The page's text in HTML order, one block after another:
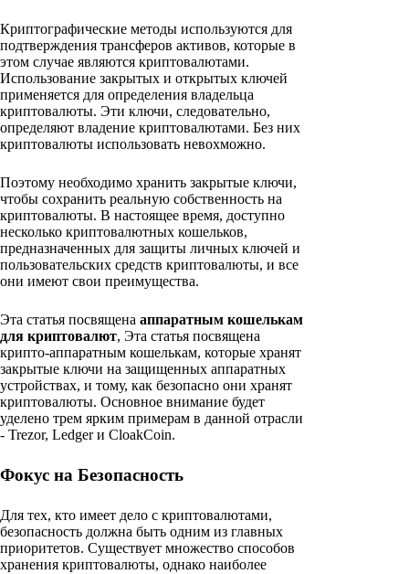
Криптографические методы используются для
подтверждения трансферов активов, которые в
этом случае являются криптовалютами.
Использование закрытых и открытых ключей
применяется для определения владельца
криптовалюты. Эти ключи, следовательно,
определяют владение криптовалютами. Без них
криптовалюты использовать невохможно.
Поэтому необходимо хранить закрытые ключи,
чтобы сохранить реальную собственность на
криптовалюты. В настоящее время, доступно
несколько криптовалютных кошельков,
предназначенных для защиты личных ключей и
пользовательских средств криптовалюты, и все
они имеют свои преимущества.
Эта статья посвящена аппаратным кошелькам
для криптовалют, Эта статья посвящена
крипто-аппаратным кошелькам, которые хранят
закрытые ключи на защищенных аппаратных
устройствах, и тому, как безопасно они хранят
криптовалюты. Основное внимание будет
уделено трем ярким примерам в данной отрасли
- Trezor, Ledger и CloakCoin.
Фокус на Безопасность
Для тех, кто имеет дело с криптовалютами,
безопасность должна быть одним из главных
приоритетов. Существует множество способов
хранения криптовалюты, однако наиболее